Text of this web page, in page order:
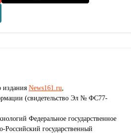
издания News161.ru
(свидетельство Эл № ФС77-
Федеральное государственное
государственный